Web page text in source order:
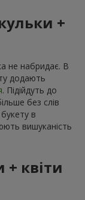
+
не набридає. В
додають
. Підійдуть до
без слів
в
вишуканість
квіти